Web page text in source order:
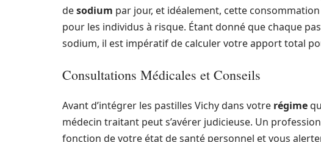
desodium par jour, et idéalement, cette
pour les individus à risque. Étant donné que chaque
sodium, il est impératif de calculer votre apport total
Consultations Médicales et Conseils
Avant d’intégrer les pastilles Vichy dans votre régime
médecin traitant peut s’avérer judicieuse. Un
fonction de votre état de santé personnel et vous